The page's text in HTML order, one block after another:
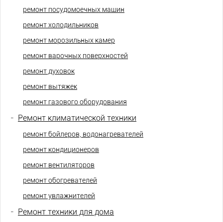
ремонт посудомоечных машин
ремонт холодильников
ремонт морозильных камер
ремонт варочных поверхностей
ремонт духовок
ремонт вытяжек
ремонт газового оборудования
- Ремонт климатической техники
ремонт бойлеров, водонагревателей
ремонт кондиционеров
ремонт вентиляторов
ремонт обогревателей
ремонт увлажнителей
- Ремонт техники для дома